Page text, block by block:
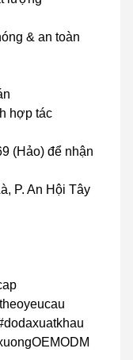
& an toàn
hợp tác
(Hảo) để nhận
P. An Hội Tây